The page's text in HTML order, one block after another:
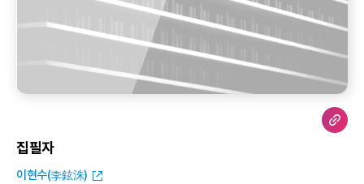
집필자
이현수(李鉉洙)